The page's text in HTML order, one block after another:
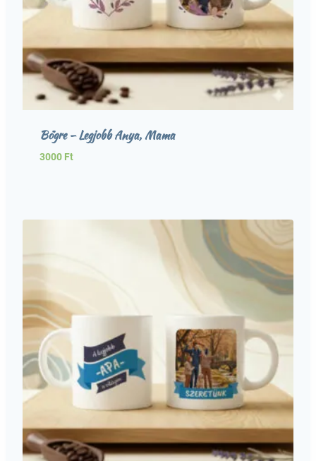
Bögre – Legjobb Anya, Mama
3000 Ft